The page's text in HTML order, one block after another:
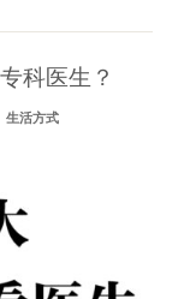
科医生？
生活方式